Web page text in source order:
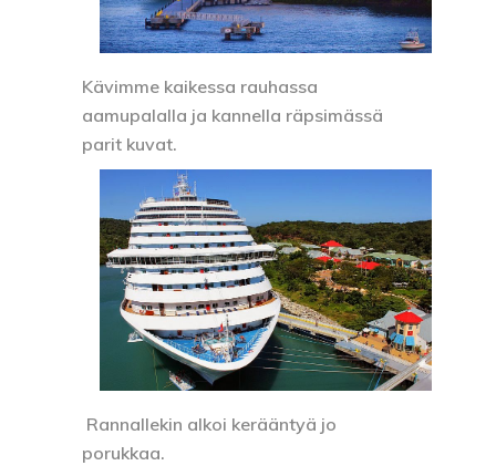
Kävimme kaikessa rauhassa
aamupalalla ja kannella räpsimässä
parit kuvat.
Rannallekin alkoi kerääntyä jo
porukkaa.